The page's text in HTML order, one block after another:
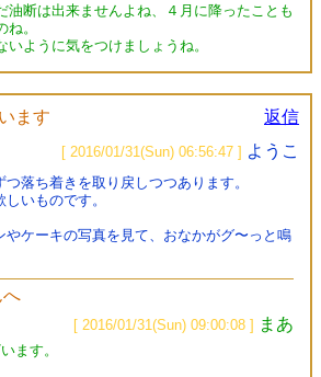
油断は出来ませんよね、４月に降ったことも
。
いように気をつけましょうね。
ます 返信
[ 2016/01/31(Sun) 06:56:47 ] ようこ
落ち着きを取り戻しつつあります。
いものです。
やケーキの写真を見て、おなかがグ〜っと鳴
へ
[ 2016/01/31(Sun) 09:00:08 ] まあ
ます。